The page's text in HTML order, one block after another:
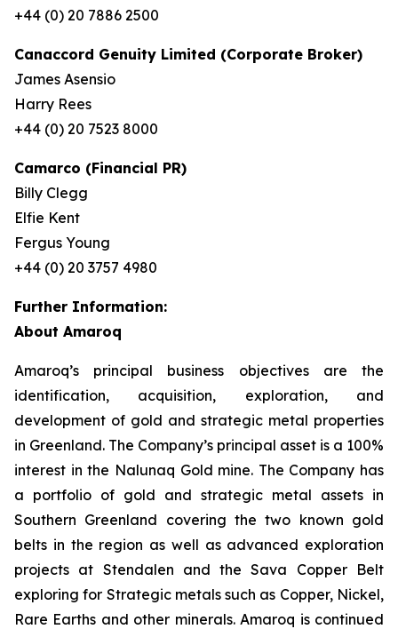
+44 (0) 20 7886 2500
Canaccord Genuity Limited (Corporate Broker)
James Asensio
Harry Rees
+44 (0) 20 7523 8000
Camarco (Financial PR)
Billy Clegg
Elfie Kent
Fergus Young
+44 (0) 20 3757 4980
Further Information:
About Amaroq
Amaroq’s principal business objectives are the
identification, acquisition, exploration, and
development of gold and strategic metal properties
in Greenland. The Company’s principal asset is a 100%
interest in the Nalunaq Gold mine. The Company has
a portfolio of gold and strategic metal assets in
Southern Greenland covering the two known gold
belts in the region as well as advanced exploration
projects at Stendalen and the Sava Copper Belt
exploring for Strategic metals such as Copper, Nickel,
Rare Earths and other minerals. Amaroq is continued